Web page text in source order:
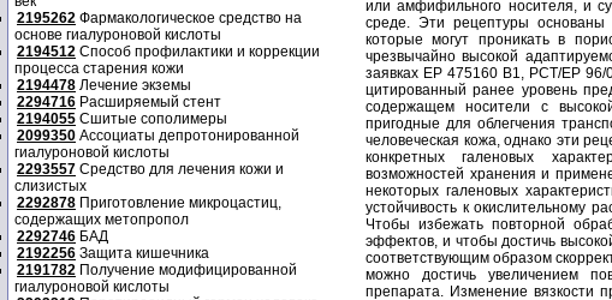
2195262 Фармакологическое средство на
основе гиалуроновой кислоты
2194512 Способ профилактики и коррекции
процесса старения кожи
2194478 Лечение экземы
2294716 Расширяемый стент
2194055 Сшитые сополимеры
2099350 Ассоциаты депротонированной
гиалуроновой кислоты
2293557 Средство для лечения кожи и
слизистых
2292878 Приготовление микроцастиц,
содержащих метопропол
2292746 БАД
2192256 Защита кишечника
2191782 Получение модифицированной
гиалуроновой кислоты